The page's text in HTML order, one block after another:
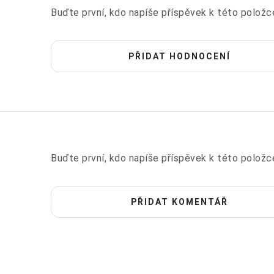
Buďte první, kdo napíše příspěvek k této
PŘIDAT HODNOCENÍ
Buďte první, kdo napíše příspěvek k této
PŘIDAT KOMENTÁŘ